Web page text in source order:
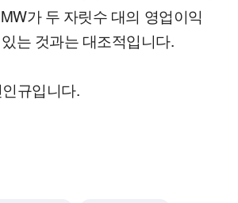
가 두 자릿수 대의 영업이익
는 것과는 대조적입니다.
규입니다.